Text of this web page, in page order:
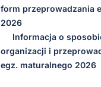
form przeprowadzania
2026
Informacja o
organizacji i
egz. maturalnego 2026